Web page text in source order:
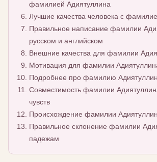
фамилией Адиятуллина
Лучшие качества человека с
Правильное написание фамилии
русском и английском
Внешние качества для фамилии
Мотивация для фамилии
Подробнее про фамилию
Совместимость фамилии
чувств
Происхождение фамилии
Правильное склонение фамилии
падежам